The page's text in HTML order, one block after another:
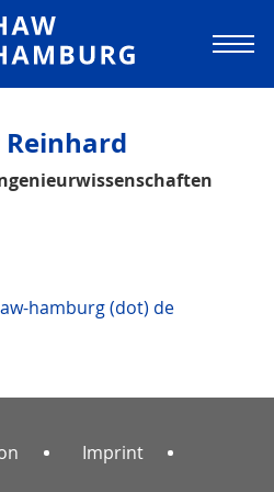
University of Applied
hamburg (dot) de
Imprint